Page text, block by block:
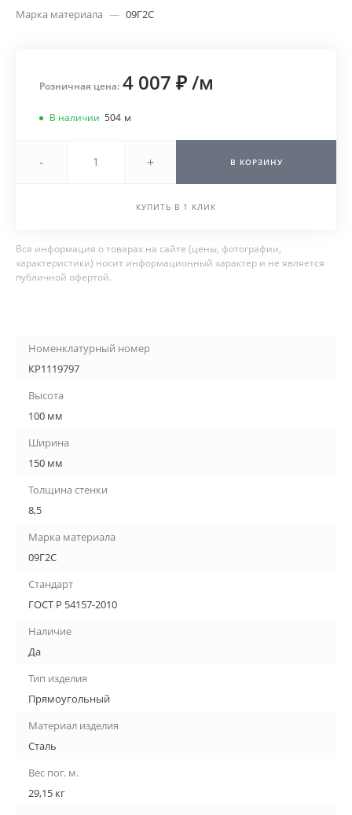
Марка материала — 09Г2С
Розничная цена: 4 007 ₽/м
В наличии 504 м
- + В КОРЗИНУ
КУПИТЬ В 1 КЛИК
Вся информация о товарах на сайте (цены, фотографии,
характеристики) носит информационный характер и не является
публичной офертой.
Номенклатурный номер
КР1119797
Высота
100 мм
Ширина
150 мм
Толщина стенки
8,5
Марка материала
09Г2С
Стандарт
ГОСТ Р 54157-2010
Наличие
Да
Тип изделия
Прямоугольный
Материал изделия
Сталь
Вес пог. м.
29,15 кг